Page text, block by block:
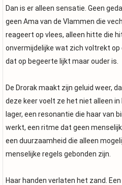
Dan is er alleen sensatie. Geen
geen Ama van de Vlammen die
reageert op vlees, alleen hitte die
onvermijdelijke wat zich voltrekt
dat op begeerte lijkt maar ouder is.
De Drorak maakt zijn geluid weer,
deze keer voelt ze het niet alleen in
lager, een resonantie die haar van
werkt, een ritme dat geen
een duurzaamheid die alleen
menselijke regels gebonden zijn.
Haar handen verlaten het zand.